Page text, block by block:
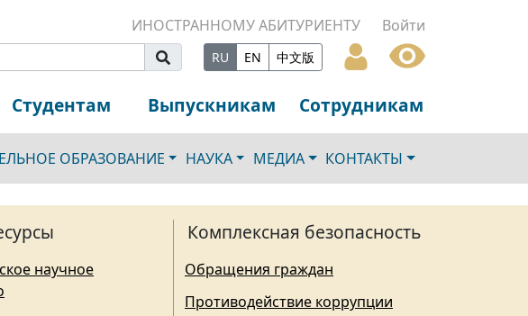
ИНОСТРАННОМУ АБИТУРИЕНТУ Войти
RU EN 中文版
Студентам Выпускникам Сотрудникам
ОБРАЗОВАНИЕ НАУКА МЕДИА
КОНТАКТЫ
научное
Комплексная безопасность
Обращения граждан
Противодействие коррупции